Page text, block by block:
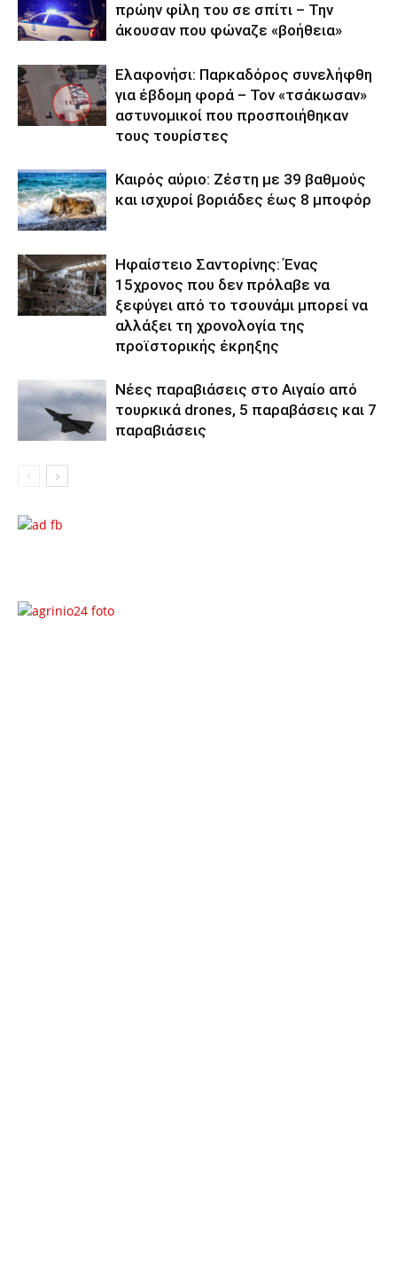
πρώην φίλη του σε σπίτι – Την
άκουσαν που φώναζε «βοήθεια»
Ελαφονήσι: Παρκαδόρος συνελήφθη
για έβδομη φορά – Τον «τσάκωσαν»
αστυνομικοί που προσποιήθηκαν
τους τουρίστες
Καιρός αύριο: Ζέστη με 39 βαθμούς
και ισχυροί βοριάδες έως 8 μποφόρ
Ηφαίστειο Σαντορίνης: Ένας
15χρονος που δεν πρόλαβε να
ξεφύγει από το τσουνάμι μπορεί να
αλλάξει τη χρονολογία της
προϊστορικής έκρηξης
Νέες παραβιάσεις στο Αιγαίο από
τουρκικά drones, 5 παραβάσεις και 7
παραβιάσεις